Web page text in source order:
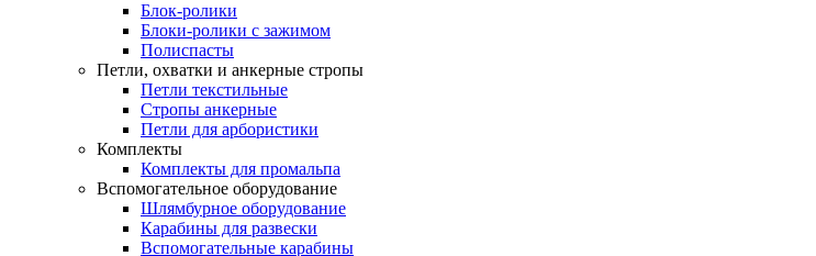
Блок-ролики
Блоки-ролики с зажимом
Полиспасты
Петли, охватки и анкерные стропы
Петли текстильные
Стропы анкерные
Петли для арбористики
Комплекты
Комплекты для промальпа
Вспомогательное оборудование
Шлямбурное оборудование
Карабины для развески
Вспомогательные карабины